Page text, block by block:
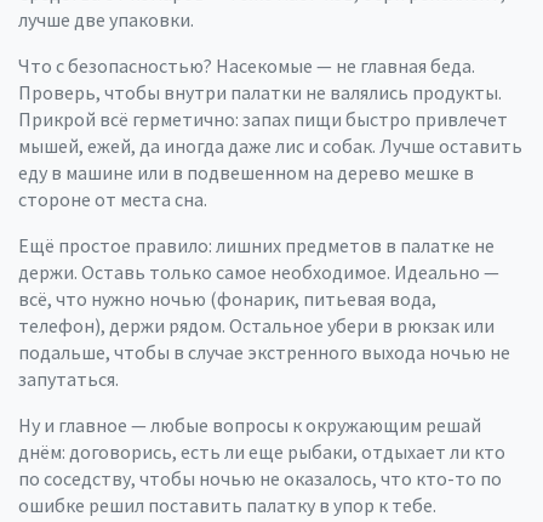
лучше две упаковки.
Что с безопасностью? Насекомые — не главная беда.
Проверь, чтобы внутри палатки не валялись продукты.
Прикрой всё герметично: запах пищи быстро привлечет
мышей, ежей, да иногда даже лис и собак. Лучше оставить
еду в машине или в подвешенном на дерево мешке в
стороне от места сна.
Ещё простое правило: лишних предметов в палатке не
держи. Оставь только самое необходимое. Идеально —
всё, что нужно ночью (фонарик, питьевая вода,
телефон), держи рядом. Остальное убери в рюкзак или
подальше, чтобы в случае экстренного выхода ночью не
запутаться.
Ну и главное — любые вопросы к окружающим решай
днём: договорись, есть ли еще рыбаки, отдыхает ли кто
по соседству, чтобы ночью не оказалось, что кто-то по
ошибке решил поставить палатку в упор к тебе.